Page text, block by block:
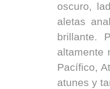
oscuro,
aletas
brillante.
altamente
Pacífico,
atunes y